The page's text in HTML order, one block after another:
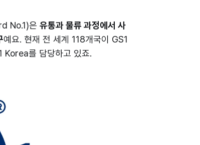
No.1)은 유통과 물류 과정에서 사
예요. 현재 전 세계 118개국이 GS1
Korea를 담당하고 있죠.